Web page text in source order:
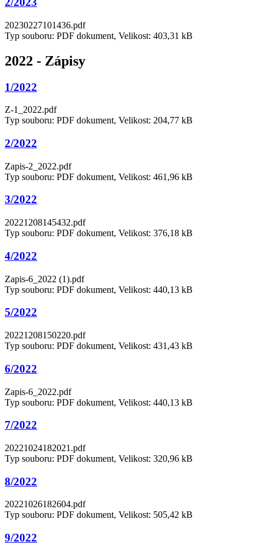
20230227101436.pdf
Typ souboru: PDF dokument, Velikost: 403,31 kB
2022 - Zápisy
1/2022
Z-1_2022.pdf
Typ souboru: PDF dokument, Velikost: 204,77 kB
2/2022
Zapis-2_2022.pdf
Typ souboru: PDF dokument, Velikost: 461,96 kB
3/2022
20221208145432.pdf
Typ souboru: PDF dokument, Velikost: 376,18 kB
4/2022
Zapis-6_2022 (1).pdf
Typ souboru: PDF dokument, Velikost: 440,13 kB
5/2022
20221208150220.pdf
Typ souboru: PDF dokument, Velikost: 431,43 kB
6/2022
Zapis-6_2022.pdf
Typ souboru: PDF dokument, Velikost: 440,13 kB
7/2022
20221024182021.pdf
Typ souboru: PDF dokument, Velikost: 320,96 kB
8/2022
20221026182604.pdf
Typ souboru: PDF dokument, Velikost: 505,42 kB
9/2022